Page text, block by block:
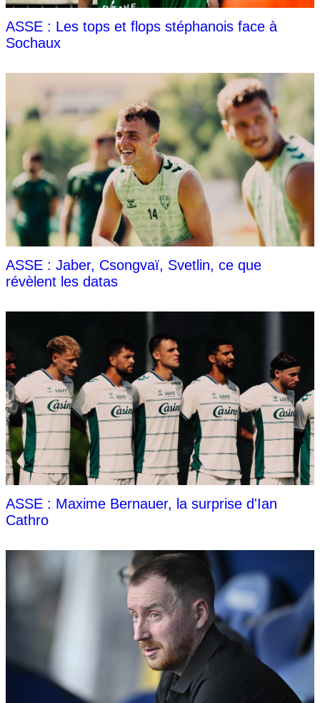
ASSE : Les tops et flops stéphanois face à
Sochaux
ASSE : Jaber, Csongvaï, Svetlin, ce que
révèlent les datas
ASSE : Maxime Bernauer, la surprise d'Ian
Cathro